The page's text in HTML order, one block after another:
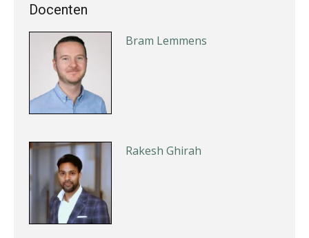
Docenten
Bram Lemmens
Rakesh Ghirah